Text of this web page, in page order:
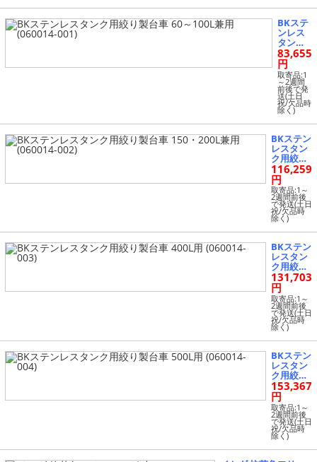
BKステ
ンレス
タンク
用絞り
製台車 6
0～100L
兼用 (06
0014-00
1)
83,655
円
取寄品:1
～2週間
前後で発
送(土日
祝/欠品時
除く)
BKステン
レスタン
ク用絞り
製台車 15
0・200L
兼用 (060
014-002)
116,259
円
取寄品:1～
2週間前後
で発送(土日
祝/欠品時
除く)
BKステン
レスタン
ク用絞り
製台車 40
0L用 (060
014-003)
131,703
円
取寄品:1～
2週間前後
で発送(土日
祝/欠品時
除く)
BKステン
レスタン
ク用絞り
製台車 50
0L用 (060
014-004)
153,367
円
取寄品:1～
2週間前後
で発送(土日
祝/欠品時
除く)